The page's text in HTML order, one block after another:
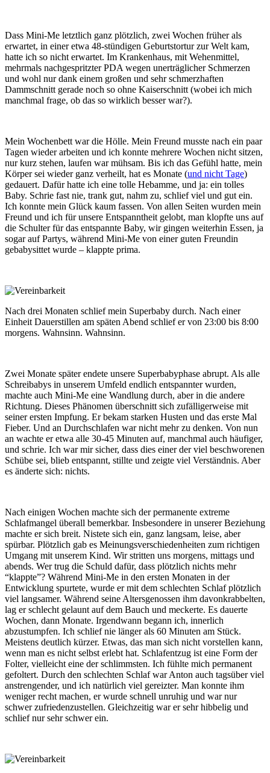
Dass Mini-Me letztlich ganz plötzlich, zwei Wochen früher als
erwartet, in einer etwa 48-stündigen Geburtstortur zur Welt kam,
hatte ich so nicht erwartet. Im Krankenhaus, mit Wehenmittel,
mehrmals nachgespritzter PDA wegen unerträglicher Schmerzen
und wohl nur dank einem großen und sehr schmerzhaften
Dammschnitt gerade noch so ohne Kaiserschnitt (wobei ich mich
manchmal frage, ob das so wirklich besser war?).
Mein Wochenbett war die Hölle. Mein Freund musste nach ein paar
Tagen wieder arbeiten und ich konnte mehrere Wochen nicht sitzen,
nur kurz stehen, laufen war mühsam. Bis ich das Gefühl hatte, mein
Körper sei wieder ganz verheilt, hat es Monate (und nicht Tage)
gedauert. Dafür hatte ich eine tolle Hebamme, und ja: ein tolles
Baby. Schrie fast nie, trank gut, nahm zu, schlief viel und gut ein.
Ich konnte mein Glück kaum fassen. Von allen Seiten wurden mein
Freund und ich für unsere Entspanntheit gelobt, man klopfte uns auf
die Schulter für das entspannte Baby, wir gingen weiterhin Essen, ja
sogar auf Partys, während Mini-Me von einer guten Freundin
gebabysittet wurde – klappte prima.
Nach drei Monaten schlief mein Superbaby durch. Nach einer
Einheit Dauerstillen am späten Abend schlief er von 23:00 bis 8:00
morgens. Wahnsinn. Wahnsinn.
Zwei Monate später endete unsere Superbabyphase abrupt. Als alle
Schreibabys in unserem Umfeld endlich entspannter wurden,
machte auch Mini-Me eine Wandlung durch, aber in die andere
Richtung. Dieses Phänomen überschnitt sich zufälligerweise mit
seiner ersten Impfung. Er bekam starken Husten und das erste Mal
Fieber. Und an Durchschlafen war nicht mehr zu denken. Von nun
an wachte er etwa alle 30-45 Minuten auf, manchmal auch häufiger,
und schrie. Ich war mir sicher, dass dies einer der viel beschworenen
Schübe sei, blieb entspannt, stillte und zeigte viel Verständnis. Aber
es änderte sich: nichts.
Nach einigen Wochen machte sich der permanente extreme
Schlafmangel überall bemerkbar. Insbesondere in unserer Beziehung
machte er sich breit. Nistete sich ein, ganz langsam, leise, aber
spürbar. Plötzlich gab es Meinungsverschiedenheiten zum richtigen
Umgang mit unserem Kind. Wir stritten uns morgens, mittags und
abends. Wer trug die Schuld dafür, dass plötzlich nichts mehr
“klappte”? Während Mini-Me in den ersten Monaten in der
Entwicklung spurtete, wurde er mit dem schlechten Schlaf plötzlich
viel langsamer. Während seine Altersgenossen ihm davonkrabbelten,
lag er schlecht gelaunt auf dem Bauch und meckerte. Es dauerte
Wochen, dann Monate. Irgendwann begann ich, innerlich
abzustumpfen. Ich schlief nie länger als 60 Minuten am Stück.
Meistens deutlich kürzer. Etwas, das man sich nicht vorstellen kann,
wenn man es nicht selbst erlebt hat. Schlafentzug ist eine Form der
Folter, vielleicht eine der schlimmsten. Ich fühlte mich permanent
gefoltert. Durch den schlechten Schlaf war Anton auch tagsüber viel
anstrengender, und ich natürlich viel gereizter. Man konnte ihm
weniger recht machen, er wurde schnell unruhig und war nur
schwer zufriedenzustellen. Gleichzeitig war er sehr hibbelig und
schlief nur sehr schwer ein.